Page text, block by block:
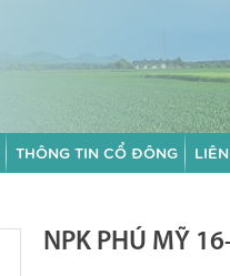
THÔNG TIN CỔ ĐÔNG
NPK PHÚ MỸ